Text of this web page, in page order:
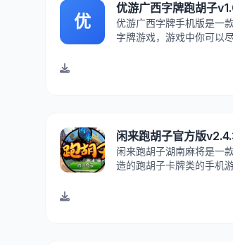
优
优游广西字牌跑胡子
优游广西字牌手机版是一
字牌游戏，游戏中你可以
下载吧！游戏介绍优游广
地区最正宗好玩的一款手
闲来跑胡子官方版
闲来跑胡子湖南麻将是一
造的跑胡子卡牌类的手机
戏，万人同时在线，真人
效，喜欢的朋友赶快到IT